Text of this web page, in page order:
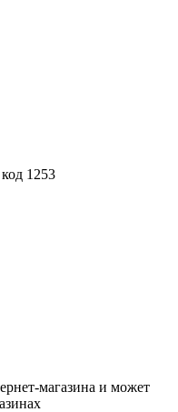
1253
магазина и может